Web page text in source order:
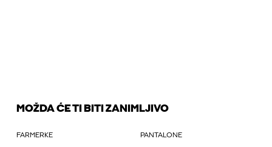
MOŽDA ĆE TI BITI ZANIMLJIVO
FARMERKE PANTALONE